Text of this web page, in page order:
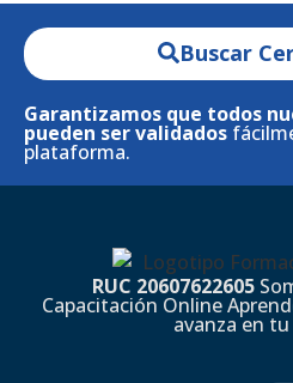
Buscar
Garantizamos que todos
pueden ser validados
plataforma.
RUC 20607622605
Capacitación Online
avanza en